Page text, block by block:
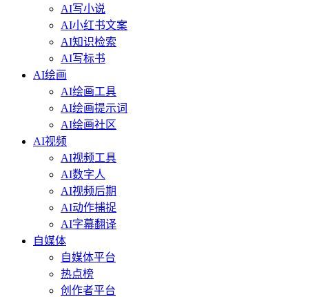
AI写小说
AI小红书文案
AI知识检索
AI写标书
AI绘画
AI绘画工具
AI绘画提示词
AI绘画社区
AI视频
AI视频工具
AI数字人
AI视频后期
AI动作捕捉
AI字幕翻译
自媒体
自媒体平台
热点榜
创作者平台